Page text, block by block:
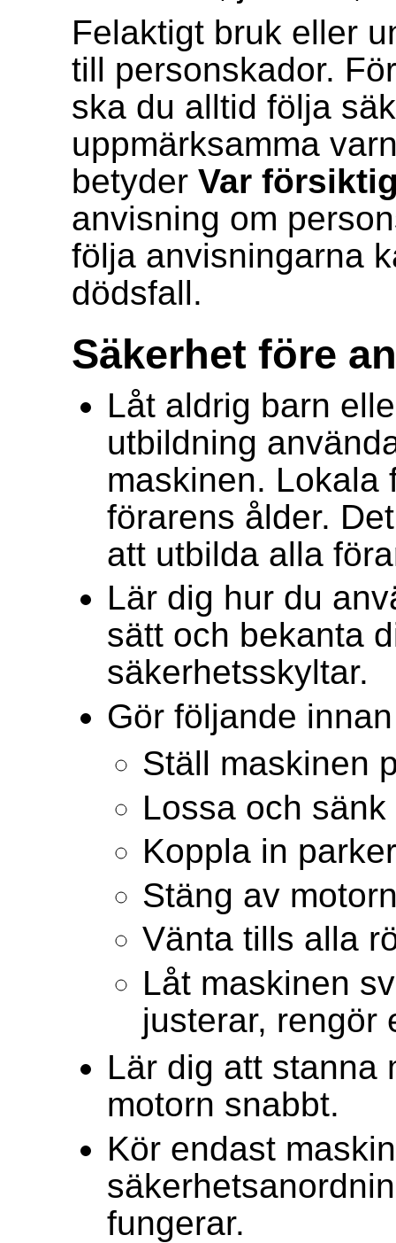
Felaktigt bruk eller
till personskador.
ska du alltid följa
uppmärksamma
betyder Var
anvisning om
följa anvisningarna
dödsfall.
Säkerhet före
Låt aldrig barn
utbildning
maskinen. Lokala
förarens ålder.
att utbilda alla
Lär dig hur du
sätt och bekanta
säkerhetsskyltar.
Gör följande
Ställ maskinen
Lossa och
Koppla in
Stäng av
Vänta tills alla
Låt maskinen
justerar, rengör
Lär dig att stanna
motorn snabbt.
Kör endast
fungerar.